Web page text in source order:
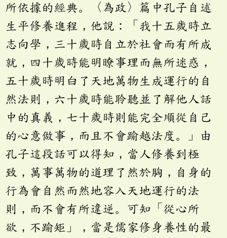
所依據的經典。〈為政〉篇中孔子自述
生平修養進程，他說：「我十五歲時立
志向學，三十歲時自立於社會而有所成
就，四十歲時能明瞭事理而無所迷惑，
五十歲時明白了天地萬物生成運行的自
然法則，六十歲時能聆聽並了解他人話
中的真義，七十歲時則能完全順從自己
的心意做事，而且不會踰越法度。」由
孔子這段話可以得知，當人修養到極
致，萬事萬物的道理了然於胸，自身的
行為會自然而然地容入天地運行的法
則，而不會有所違逆。可知「從心所
欲，不踰矩」，當是儒家修身養性的最